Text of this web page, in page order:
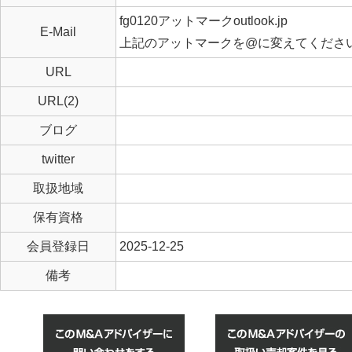
E-Mail
fg0120アットマークoutlook.jp
上記のアットマークを@に変えてくださ
URL
URL(2)
ブログ
twitter
取扱地域
保有資格
会員登録日 2025-12-25
備考